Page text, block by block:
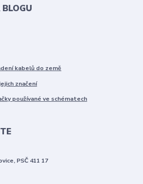
BLOGU
kabelů do země
značení
používané ve schématech
PSČ 411 17